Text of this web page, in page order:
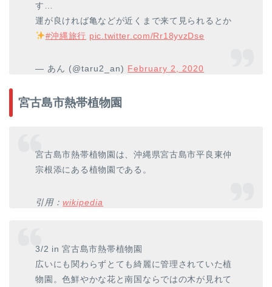
す…
運が良ければ亀などが近くまで来て見られるとか
#沖縄旅行 pic.twitter.com/Rr18yvzDse
— あん (@taru2_an) February 2, 2020
宮古島市熱帯植物園
宮古島市熱帯植物園は、沖縄県宮古島市平良東仲
宗根添にある植物園である。
引用：wikipedia
3/2 in 宮古島市熱帯植物園
広いにも関わらずとても綺麗に管理されていた植
物園。色鮮やかな花と南国ならではの木が見れて